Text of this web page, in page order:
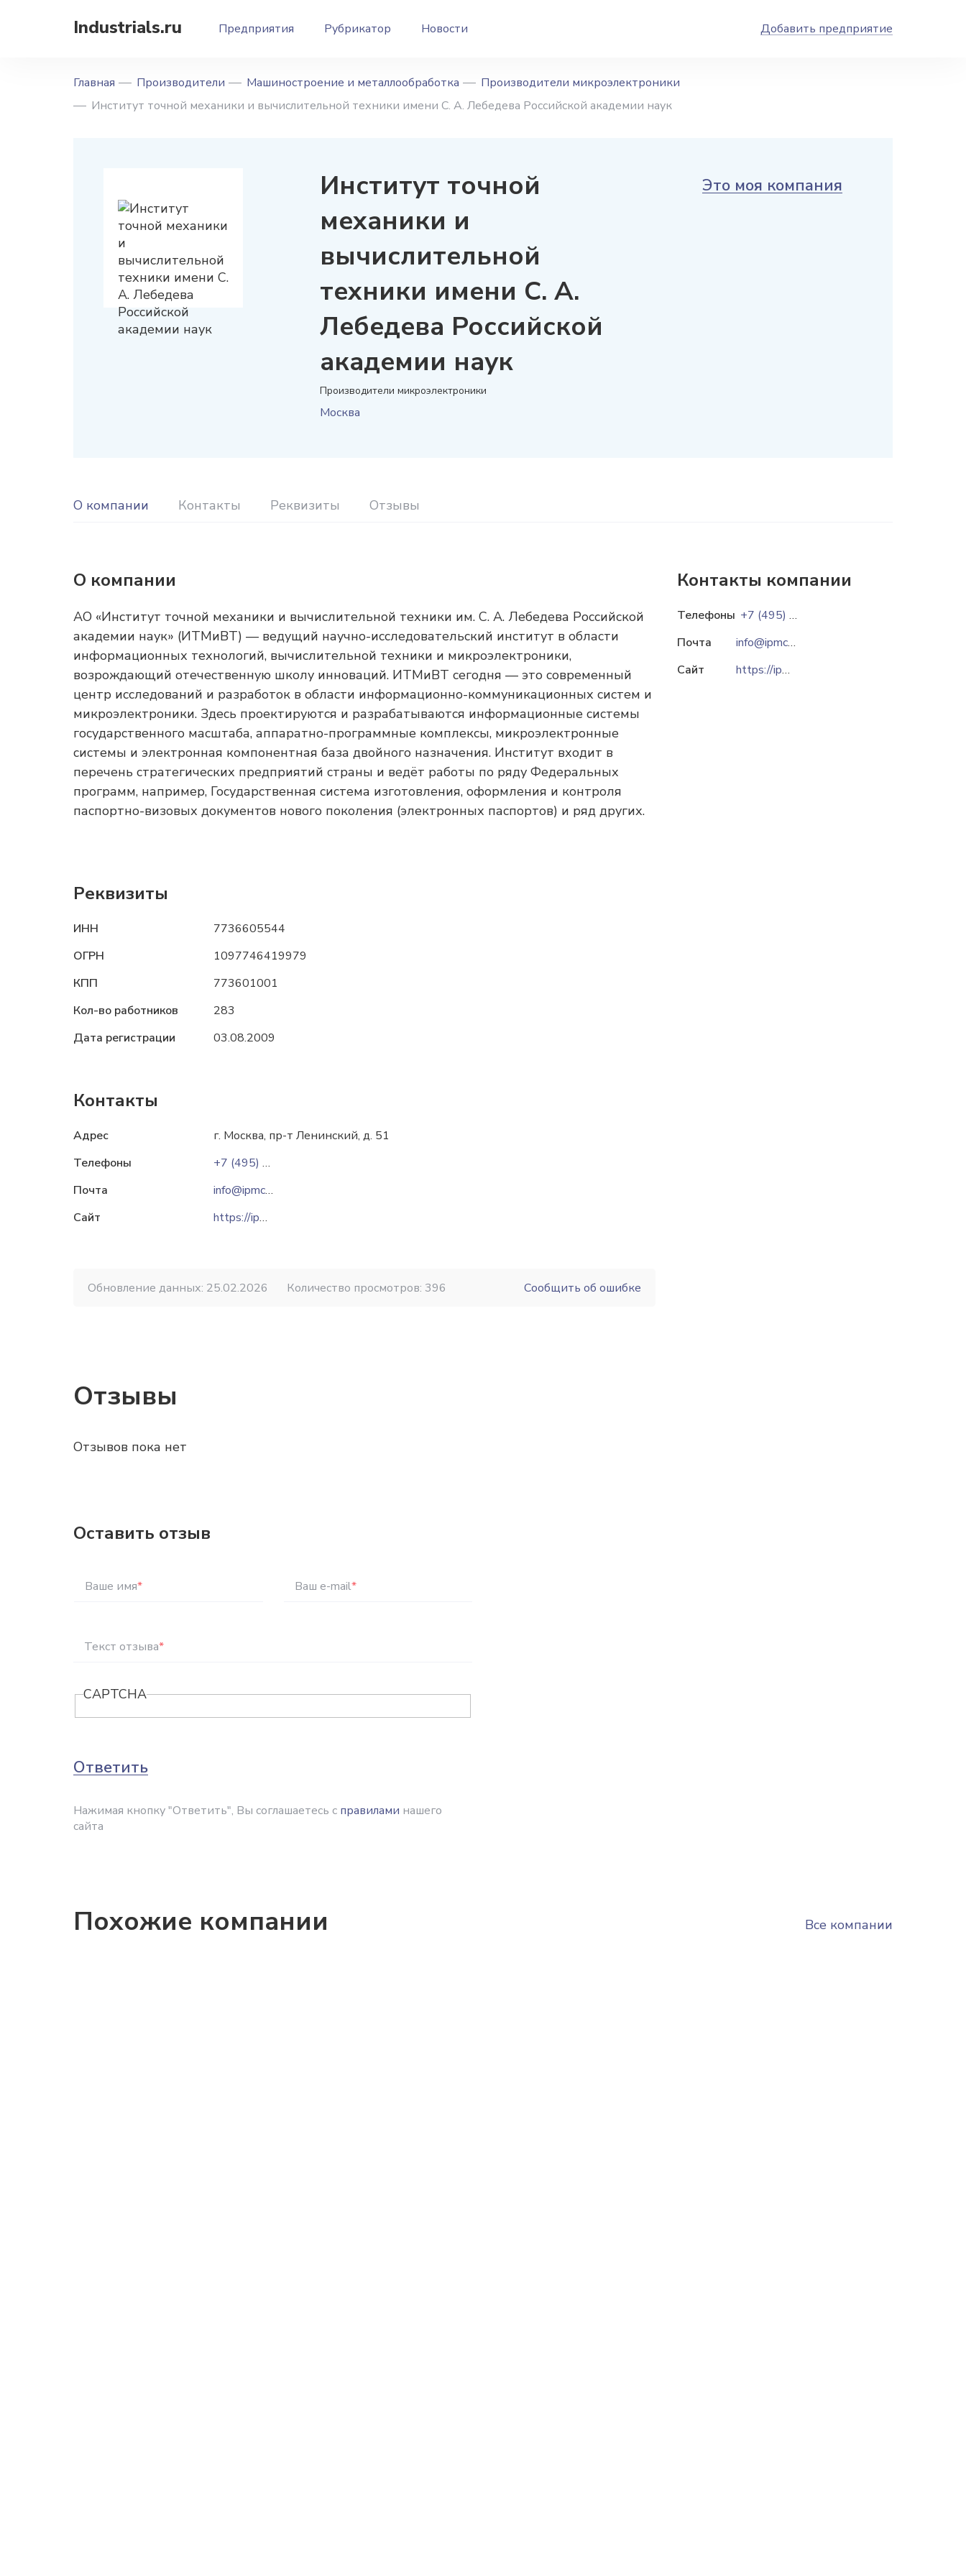
Industrials.ru Предприятия Рубрикатор Новости Добавить предприятие
Главная Производители Машиностроение и металлообработка
Производители микроэлектроники
Институт точной механики и вычислительной техники имени С. А. Лебедева Российской академии наук
Институт точной
механики и
вычислительной
техники имени С. А.
Лебедева Российской
академии наук
Производители микроэлектроники
Москва
Это моя компания
О компании Контакты Реквизиты Отзывы
О компании
АО «Институт точной механики и вычислительной техники им. С. А. Лебедева Российской
академии наук» (ИТМиВТ) — ведущий научно-исследовательский институт в области
информационных технологий, вычислительной техники и микроэлектроники,
возрождающий отечественную школу инноваций. ИТМиВТ сегодня — это современный
центр исследований и разработок в области информационно-коммуникационных систем и
микроэлектроники. Здесь проектируются и разрабатываются информационные системы
государственного масштаба, аппаратно-программные комплексы, микроэлектронные
системы и электронная компонентная база двойного назначения. Институт входит в
перечень стратегических предприятий страны и ведёт работы по ряду Федеральных
программ, например, Государственная система изготовления, оформления и контроля
паспортно-визовых документов нового поколения (электронных паспортов) и ряд других.
Реквизиты
ИНН
7736605544
ОГРН
1097746419979
КПП
773601001
Кол-во работников
283
Дата регистрации
03.08.2009
Контакты
Адрес
г. Москва, пр-т Ленинский, д. 51
Телефоны
+7 (495) 649-12-70
Почта
info@ipmce.ru
Сайт
https://ipmce.ru
Обновление данных: 25.02.2026 Количество просмотров: 396 Сообщить об ошибке
Отзывы
Отзывов пока нет
Оставить отзыв
Ваше имя* Ваш e-mail*
Текст отзыва*
CAPTCHA
Ответить
Нажимая кнопку "Ответить", Вы соглашаетесь с правилами нашего
сайта
Контакты компании
Телефоны +7 (495) 649-12-70
Почта
info@ipmce.ru
Сайт
https://ipmce.ru
Похожие компании Все компании